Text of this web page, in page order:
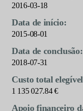
2016-03-18
Data de início:
2015-08-01
Data de conclusão:
2018-07-31
Custo total
1 135 027.84 €
Apoio financeiro